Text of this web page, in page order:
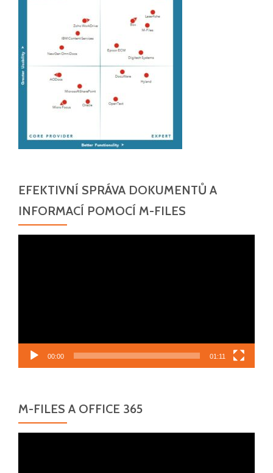
EFEKTIVNÍ SPRÁVA DOKUMENTŮ A
INFORMACÍ POMOCÍ M-FILES
00:00 01:11
M-FILES A OFFICE 365